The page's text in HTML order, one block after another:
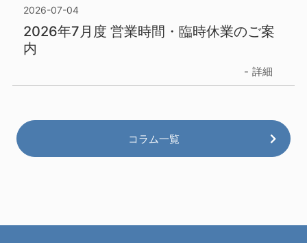
2026-07-04
2026年7月度 営業時間・臨時休業のご案
内
詳細
コラム一覧